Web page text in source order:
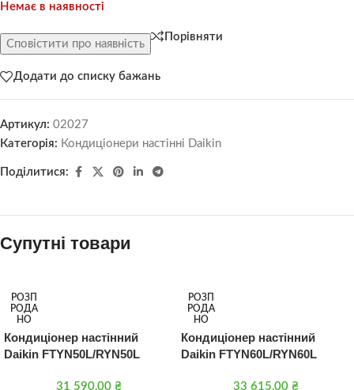
Немає в наявності
Сповістити про наявність
Порівняти
Додати до списку бажань
Артикул: 02027
Категорія: Кондиціонери настінні Daikin
Поділитися:
Супутні товари
РОЗП
РОДА
НО
Кондиціонер настінний
Daikin FTYN50L/RYN50L
31 590,00 ₴
РОЗП
РОДА
НО
Кондиціонер настінний
Daikin FTYN60L/RYN60L
33 615,00 ₴